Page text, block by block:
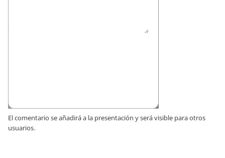
El comentario se añadirá a la presentación y será visible para otros
usuarios.